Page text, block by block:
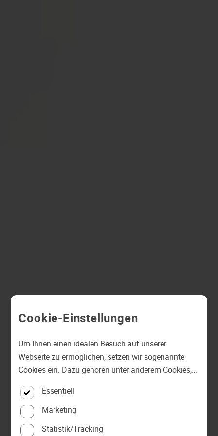
Cookie-Einstellungen
Um Ihnen einen idealen Besuch auf unserer
Webseite zu ermöglichen, setzen wir sogenannte
Cookies ein. Dazu gehören unter anderem Cookies,
unserer kommerziellen Unternehmensseite
notwendig sind. Zusätzlich verwenden wir Cookies
zur anonymen Erhebung von Statistiken sowie
Essentiell
Marketing
Statistik/Tracking